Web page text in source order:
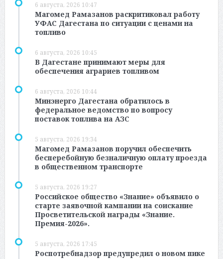
6 августа, 2026 10:47
Магомед Рамазанов раскритиковал работу
УФАС Дагестана по ситуации с ценами на
топливо
6 августа, 2026 10:45
В Дагестане принимают меры для
обеспечения аграриев топливом
6 августа, 2026 10:44
Минэнерго Дагестана обратилось в
федеральное ведомство по вопросу
поставок топлива на АЗС
5 августа, 2026 19:34
Магомед Рамазанов поручил обеспечить
бесперебойную безналичную оплату проезда
в общественном транспорте
5 августа, 2026 19:27
Российское общество «Знание» объявило о
старте заявочной кампании на соискание
Просветительской награды «Знание.
Премия-2026».
5 августа, 2026 17:45
Роспотребнадзор предупредил о новом пике